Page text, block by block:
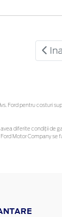
Ford pentru costuri
diferite condiții
Motor Company